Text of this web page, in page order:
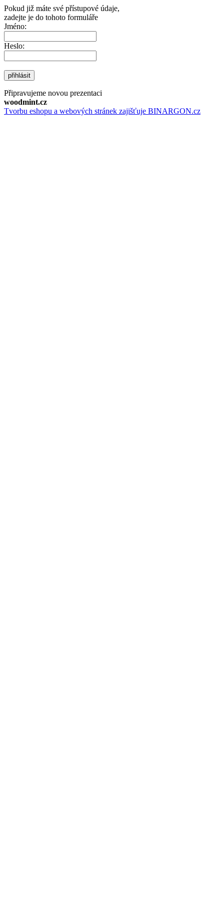
Pokud již máte své přístupové údaje,
zadejte je do tohoto formuláře
Jméno:
Heslo:
přihlásit
Připravujeme novou prezentaci
woodmint.cz
Tvorbu eshopu a webových stránek zajišťuje BINARGON.cz